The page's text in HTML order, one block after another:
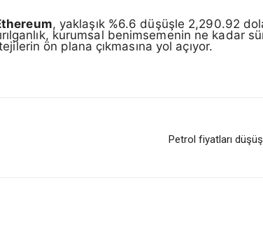
, yaklaşık %6.6 düşüşle 2,290.92
kurumsal benimsemenin ne kadar
ön plana çıkmasına yol açıyor.
Petrol fiyatları